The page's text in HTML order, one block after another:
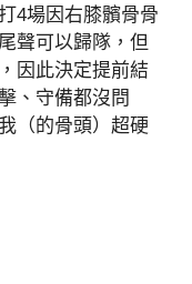
4場因右膝髕骨骨
聲可以歸隊，但
因此決定提前結
、守備都沒問
（的骨頭）超硬